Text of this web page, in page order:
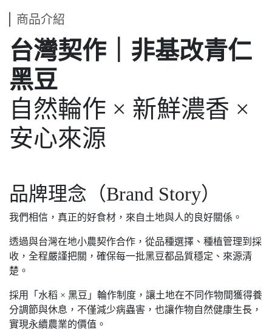
商品介紹
台灣契作｜非基改青仁
黑豆
自然輪作 × 新鮮濃香 ×
安心來源
品牌理念（Brand Story）
我們相信，真正的好食材，來自土地與人的良好關係。
透過與台灣在地小農契作合作，從品種選擇、種植管理到採
收，全程嚴謹把關，確保每一批黑豆都品質穩定、來源清
楚。
採用「水稻 × 黑豆」輪作制度，讓土地在不同作物間獲得養
分調節與休息，不僅減少病蟲害，也讓作物自然健康生長，
實現永續農業的價值。